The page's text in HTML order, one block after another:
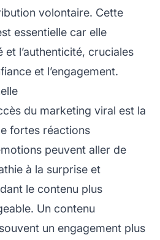
volontaire. Cette
essentielle car elle
l’authenticité, cruciales
et l’engagement.
du marketing viral est la
fortes réactions
peuvent aller de
à la surprise et
le contenu plus
Un contenu
un engagement plus